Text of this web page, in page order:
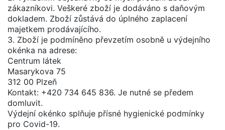
zákazníkovi. Veškeré zboží je dodáváno s daňovým
dokladem. Zboží zůstává do úplného zaplacení
majetkem prodávajícího.
3. Zboží je podmíněno převzetím osobně u výdejního
okénka na adrese:
Centrum látek
Masarykova 75
312 00 Plzeň
Kontakt: +420 734 645 836. Je nutné se předem
domluvit.
Výdejní okénko splňuje přísné hygienické podmínky
pro Covid-19.